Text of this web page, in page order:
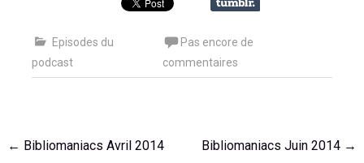
Episodes du
podcast
Pas encore de
commentaires
Navigation
← Bibliomaniacs Avril 2014 Bibliomaniacs Juin 2014 →